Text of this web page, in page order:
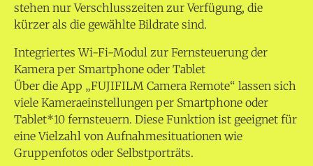
stehen nur Verschlusszeiten zur Verfügung, die
kürzer als die gewählte Bildrate sind.
Integriertes Wi-Fi-Modul zur Fernsteuerung der
Kamera per Smartphone oder Tablet
Über die App „FUJIFILM Camera Remote“ lassen sich
viele Kameraeinstellungen per Smartphone oder
Tablet*10 fernsteuern. Diese Funktion ist geeignet für
eine Vielzahl von Aufnahmesituationen wie
Gruppenfotos oder Selbstporträts.